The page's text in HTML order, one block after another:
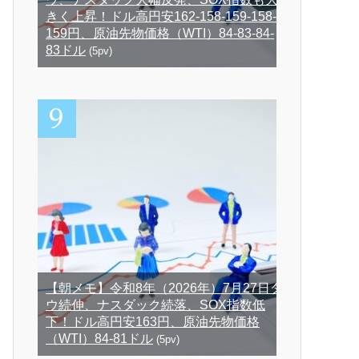
きく上昇！ドル高円安162-158-159-158-
159円、原油先物価格（WTI）84-83-84-
83ドル (5pv)
【朝メモ】令和8年（2026年）7月27日ダ
ウ続伸、ナスダック続落、SOX指数低
下！ドル高円安163円、原油先物価格
（WTI）84-81ドル (5pv)